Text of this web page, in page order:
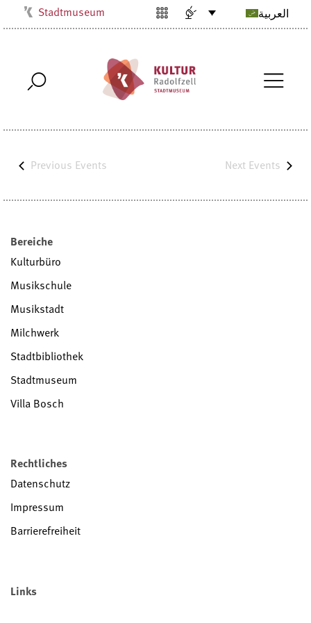
Musikschule
Stadtmuseum
Stadtbibliothek
Villa Bosch
العربية
Previous Events Next Events
Bereiche
Kulturbüro
Musikschule
Musikstadt
Milchwerk
Stadtbibliothek
Stadtmuseum
Villa Bosch
Rechtliches
Datenschutz
Impressum
Barrierefreiheit
Links